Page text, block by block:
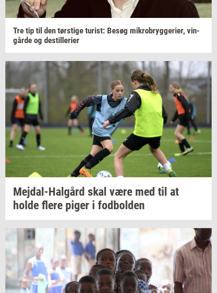
Tre tip til den tørsti­ge turist: Besøg mi­kro­bryg­ge­ri­er, vin­
går­de og destil­le­ri­er
Mejdal-​Halgård skal være med til at
holde flere piger i fod­bol­den